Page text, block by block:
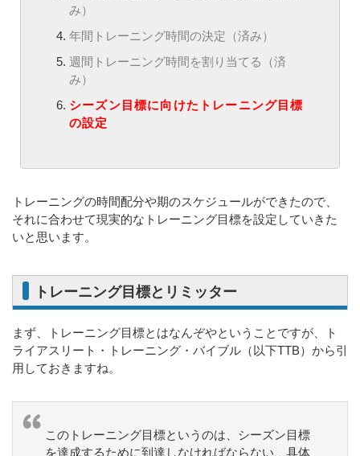
み）
年間トレーニング時間の決定（済み）
週間トレーニング時間を割り当てる（済
み）
シーズン目標に向けたトレーニング目標
の設定
トレーニングの時間配分や期のスケジュールができたので、
それに合わせて現実的なトレーニング目標を設定していきた
いと思います。
トレーニング目標とリミッター
まず、トレーニング目標とはなんぞやということですが、ト
ライアスリート・トレーニング・バイブル（以下TTB）から引
用しておきますね。
このトレーニング目標というのは、シーズン目標
を達成するために到達しなければならない、具体